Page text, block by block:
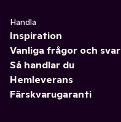
Handla
Inspiration
Vanliga frågor och svar
Så handlar du
Hemleverans
Färskvarugaranti